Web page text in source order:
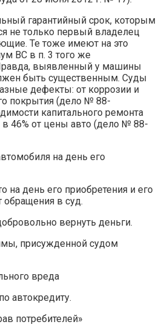
гарантийный срок, которым
не только первый владелец
Те тоже имеют на это
ВС в п. 3 того же
выявленный у машины
быть существенным. Суды
дефекты: от коррозии и
покрытия (дело № 88-
капитального ремонта
в 46% от цены авто (дело № 88-
на день его
на день его приобретения и его
в суд.
вернуть деньги.
присужденной судом
вреда
автокредиту.
потребителей»